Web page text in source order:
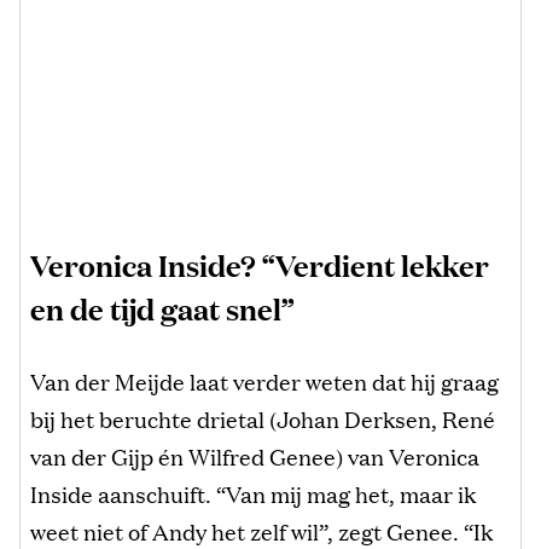
Veronica Inside? “Verdient lekker
en de tijd gaat snel”
Van der Meijde laat verder weten dat hij graag
bij het beruchte drietal (Johan Derksen, René
van der Gijp én Wilfred Genee) van Veronica
Inside aanschuift. “Van mij mag het, maar ik
weet niet of Andy het zelf wil”, zegt Genee. “Ik